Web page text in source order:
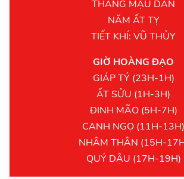
THÁNG MẬU DẦN
NĂM ẤT TỴ
TIẾT KHÍ: VŨ THỦY
GIỜ HOÀNG ĐẠO
GIÁP TÝ (23H-1H)
ẤT SỬU (1H-3H)
ĐINH MÃO (5H-7H)
CANH NGỌ (11H-13H)
NHÂM THÂN (15H-
QUÝ DẬU (17H-19H)